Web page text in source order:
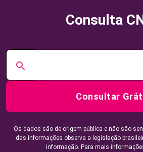
Consulta
Consultar
Os dados são de origem pública e não são
das informações observa a legislação
informação. Para mais